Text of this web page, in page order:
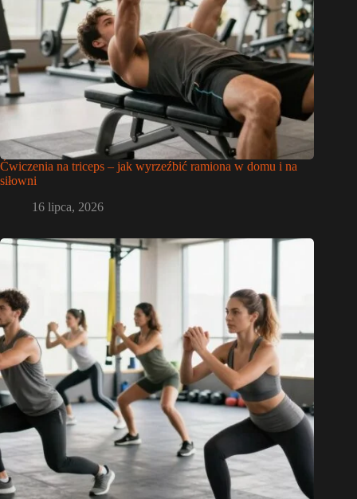
Ćwiczenia na triceps – jak wyrzeźbić ramiona w domu i na
siłowni
16 lipca, 2026